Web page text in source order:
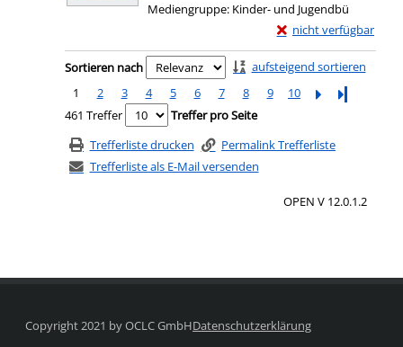
Mediengruppe: Kinder- und Jugendbü
nicht verfügbar
Exemplar-Details von
Zum Download von
Zu den Suchfiltern springen
Sortieren nach
aufsteigend sortieren
1
2 3 4 5 6 7 8 9 10
Letzte Seite
461 Treffer
Treffer pro Seite
Trefferliste drucken
Permalink Trefferliste
Trefferliste als E-Mail versenden
OPEN V 12.0.1.2
Copyright 2021 by OCLC GmbHDatenschutzerklärung